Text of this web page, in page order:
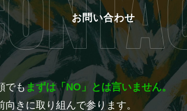
お問い合わせ
でもまずは「NO」とは言いません。
きに取り組んで参ります。